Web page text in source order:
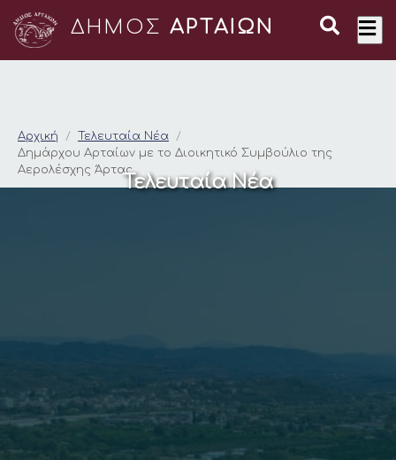
ΔΗΜΟΣ ΑΡΤΑΙΩΝ
Δημάρχου Αρταίων
Αρχική
Τελευταία Νέα
Δημάρχου Αρταίων με το Διοικητικό Συμβούλιο της
Αερολέσχης Άρτας
Τελευταία Νέα